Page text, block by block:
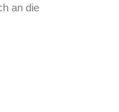
an die